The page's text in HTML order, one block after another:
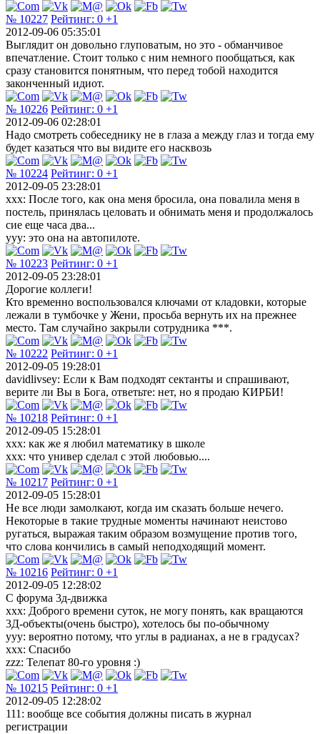
№ 10227 Рейтинг: 0 +1
2012-09-06 05:35:01
Выглядит он довольно глуповатым, но это - обманчивое
впечатление. Стоит только с ним немного пообщаться, как
сразу становится понятным, что перед тобой находится
законченный идиот.
№ 10226 Рейтинг: 0 +1
2012-09-06 02:28:01
Надо смотреть собеседнику не в глаза а между глаз и тогда ему
будет казаться что вы видите его насквозь
№ 10224 Рейтинг: 0 +1
2012-09-05 23:28:01
ххх: После того, как она меня бросила, она повалила меня в
постель, принялась целовать и обнимать меня и продолжалось
сие еще часа два...
ууу: это она на автопилоте.
№ 10223 Рейтинг: 0 +1
2012-09-05 23:28:01
Дорогие коллеги!
Кто временно воспользовался ключами от кладовки, которые
лежали в тумбочке у Жени, просьба вернуть их на прежнее
место. Там случайно закрыли сотрудника ***.
№ 10222 Рейтинг: 0 +1
2012-09-05 19:28:01
davidlivsey: Если к Вам подходят сектанты и спрашивают,
верите ли Вы в Бога, ответьте: нет, но я продаю КИРБИ!
№ 10218 Рейтинг: 0 +1
2012-09-05 15:28:01
xxx: как же я любил математику в школе
xxx: что универ сделал с этой любовью....
№ 10217 Рейтинг: 0 +1
2012-09-05 15:28:01
Не все люди замолкают, когда им сказать больше нечего.
Некоторые в такие трудные моменты начинают неистово
ругаться, выражая таким образом возмущение против того,
что слова кончились в самый неподходящий момент.
№ 10216 Рейтинг: 0 +1
2012-09-05 12:28:02
С форума 3д-движка
xxx: Доброго времени суток, не могу понять, как вращаются
3Д-объекты(очень быстро), хотелось бы по-обычному
yyy: вероятно потому, что углы в радианах, а не в градусах?
xxx: Спасибо
zzz: Телепат 80-го уровня :)
№ 10215 Рейтинг: 0 +1
2012-09-05 12:28:02
111: вообще все события должны писать в журнал
регистрации